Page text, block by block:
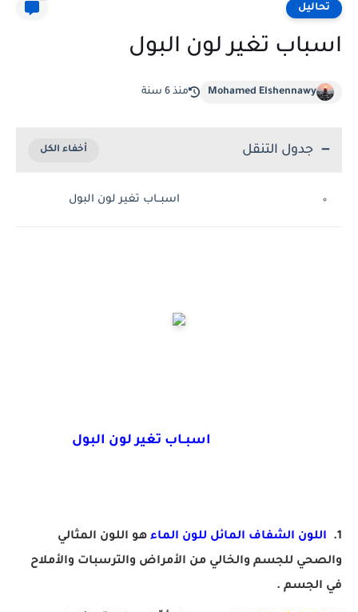
تحاليل
اسباب تغير لون البول
Mohamed Elshennawy منذ 6 سنة
جدول التنقل
اسبــاب تغير لون البول
اسبــاب تغير لون البول
1. اللون الشفاف المائل للون الماء هو اللون المثالي
والصحي للجسم والخالي من الأمراض والترسبات والأملاح
في الجسم .